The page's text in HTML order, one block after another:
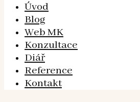
Úvod
Blog
Web MK
Konzultace
Diář
Reference
Kontakt